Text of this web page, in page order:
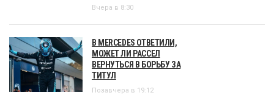
Вчера в 8:30
В MERCEDES ОТВЕТИЛИ,
МОЖЕТ ЛИ РАССЕЛ
ВЕРНУТЬСЯ В БОРЬБУ ЗА
ТИТУЛ
Позавчера в 19:12